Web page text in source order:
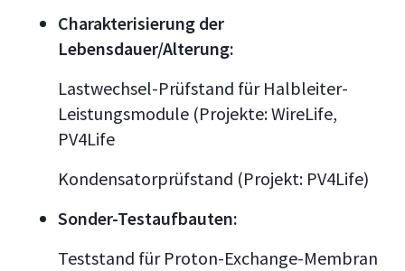
Charakterisierung der
Lebensdauer/Alterung:
Lastwechsel-Prüfstand für Halbleiter-
Leistungsmodule (Projekte: WireLife,
PV4Life
Kondensatorprüfstand (Projekt: PV4Life)
Sonder-Testaufbauten:
Teststand für Proton-Exchange-Membran